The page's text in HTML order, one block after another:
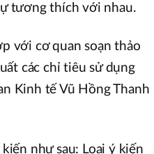
tương thích với nhau.
với cơ quan soạn thảo
các chỉ tiêu sử dụng
Kinh tế Vũ Hồng Thanh
như sau: Loại ý kiến